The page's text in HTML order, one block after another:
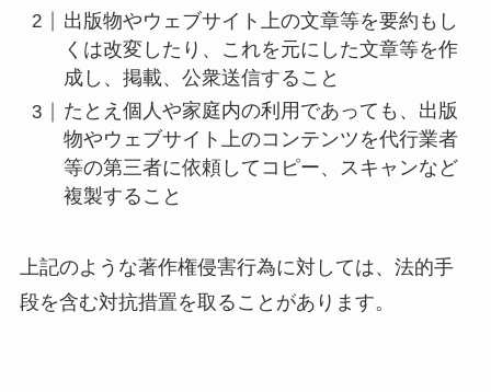
出版物やウェブサイト上の文章等を要約もし
くは改変したり、これを元にした文章等を作
成し、掲載、公衆送信すること
たとえ個人や家庭内の利用であっても、出版
物やウェブサイト上のコンテンツを代行業者
等の第三者に依頼してコピー、スキャンなど
複製すること
上記のような著作権侵害行為に対しては、法的手
段を含む対抗措置を取ることがあります。